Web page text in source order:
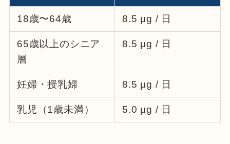
18歳〜64歳 8.5 μg / 日
65歳以上のシニア
層
8.5 μg / 日
妊婦・授乳婦 8.5 μg / 日
乳児（1歳未満） 5.0 μg / 日